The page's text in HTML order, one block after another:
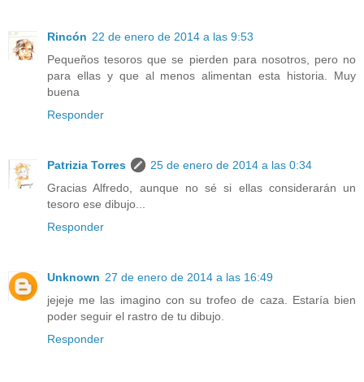
Rincón 22 de enero de 2014 a las 9:53
Pequeños tesoros que se pierden para nosotros, pero no
para ellas y que al menos alimentan esta historia. Muy
buena
Responder
Patrizia Torres
25 de enero de 2014 a las 0:34
Gracias Alfredo, aunque no sé si ellas considerarán un
tesoro ese dibujo...
Responder
Unknown 27 de enero de 2014 a las 16:49
jejeje me las imagino con su trofeo de caza. Estaría bien
poder seguir el rastro de tu dibujo.
Responder